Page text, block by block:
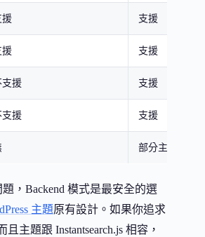
援 支援
援 支援
支援 支援
支援 支援
部分主題可能
，Backend 模式是最安全的選
主題原有設計。如果你追求
主題跟 Instantsearch.js 相容，